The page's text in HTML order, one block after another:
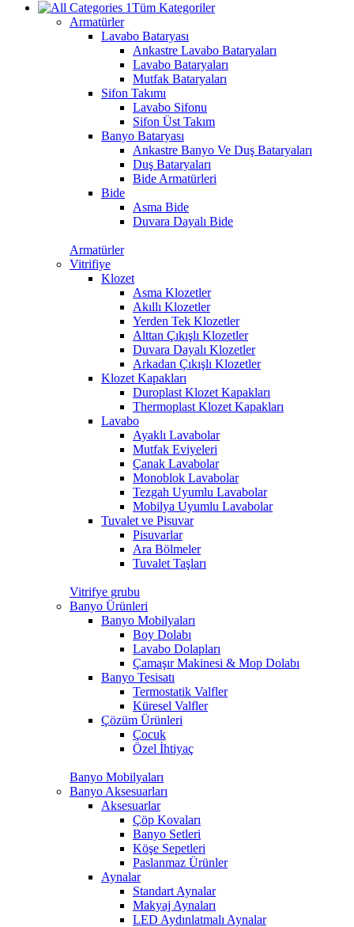
Tüm Kategoriler
Armatürler
Lavabo Bataryası
Ankastre Lavabo Bataryaları
Lavabo Bataryaları
Mutfak Bataryaları
Sifon Takımı
Lavabo Sifonu
Sifon Üst Takım
Banyo Bataryası
Ankastre Banyo Ve Duş Bataryaları
Duş Bataryaları
Bide Armatürleri
Bide
Asma Bide
Duvara Dayalı Bide
Armatürler
Vitrifiye
Klozet
Asma Klozetler
Akıllı Klozetler
Yerden Tek Klozetler
Alttan Çıkışlı Klozetler
Duvara Dayalı Klozetler
Arkadan Çıkışlı Klozetler
Klozet Kapakları
Duroplast Klozet Kapakları
Thermoplast Klozet Kapakları
Lavabo
Ayaklı Lavabolar
Mutfak Eviyeleri
Çanak Lavabolar
Monoblok Lavabolar
Tezgah Uyumlu Lavabolar
Mobilya Uyumlu Lavabolar
Tuvalet ve Pisuvar
Pisuvarlar
Ara Bölmeler
Tuvalet Taşları
Vitrifye grubu
Banyo Ürünleri
Banyo Mobilyaları
Boy Dolabı
Lavabo Dolapları
Çamaşır Makinesi & Mop Dolabı
Banyo Tesisatı
Termostatik Valfler
Küresel Valfler
Çözüm Ürünleri
Çocuk
Özel İhtiyaç
Banyo Mobilyaları
Banyo Aksesuarları
Aksesuarlar
Çöp Kovaları
Banyo Setleri
Köşe Sepetleri
Paslanmaz Ürünler
Aynalar
Standart Aynalar
Makyaj Aynaları
LED Aydınlatmalı Aynalar